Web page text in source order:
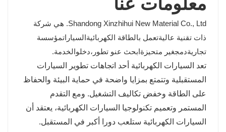
Shandong Xinzhihui New Material Co., Ltd. هي شركة
ذات تقنية عاليةتعمل بالطاقة الكهربائيةالسياراتمؤسسة
تجاريةدمجغير متحيزةابحث عنو تطور،دخلوالخدمة.
تعد السيارات الكهربائية أحد اتجاهات تطوير السيارات
المستقبلية وتتمتع بمزايا واضحة في حماية البيئة والحفاظ
على الطاقة وخفض تكاليف التشغيل. ومع التقدم
المستمر وتعميم تكنولوجيا السيارات الكهربائية، يعتقد أن
السيارات الكهربائية ستلعب دورا أكبر في المستقبل.